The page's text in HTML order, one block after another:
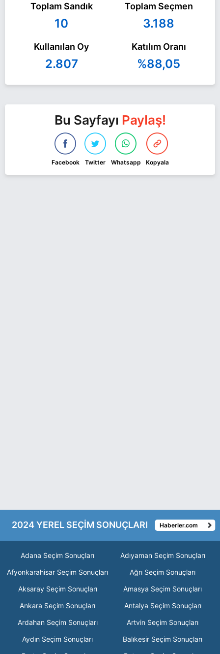
Toplam Sandık
10
Toplam Seçmen
3.188
Kullanılan Oy
2.807
Katılım Oranı
%88,05
Bu Sayfayı Paylaş!
Facebook Twitter Whatsapp Kopyala
2024 YEREL SEÇİM SONUÇLARI Haberler.com
Adana Seçim Sonuçları
Adıyaman Seçim Sonuçları
Afyonkarahisar Seçim Sonuçları
Ağrı Seçim Sonuçları
Aksaray Seçim Sonuçları
Amasya Seçim Sonuçları
Ankara Seçim Sonuçları
Antalya Seçim Sonuçları
Ardahan Seçim Sonuçları
Artvin Seçim Sonuçları
Aydın Seçim Sonuçları
Balıkesir Seçim Sonuçları